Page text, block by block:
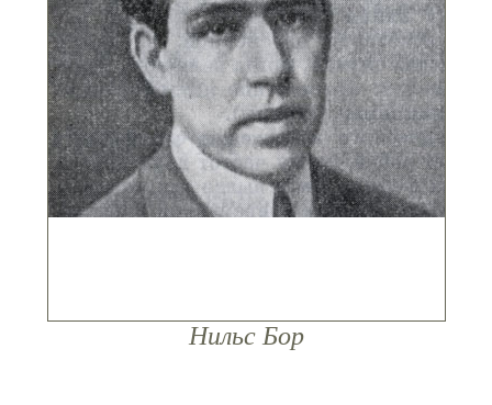
Нильс Бор